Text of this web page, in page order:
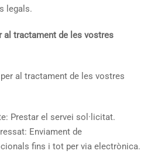
legals.
al tractament de les vostres
al tractament de les vostres
Prestar el servei sol·licitat.
Enviament de
fins i tot per via electrònica.